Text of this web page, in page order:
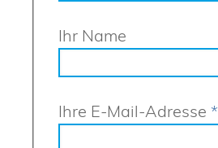
Ihr Name
Ihre E-Mail-Adresse *